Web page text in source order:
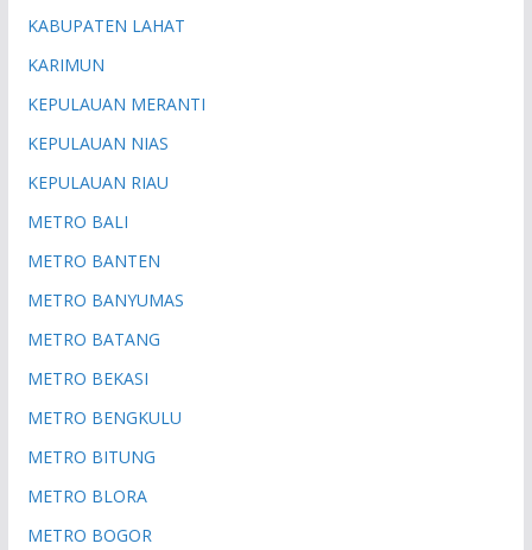
KABUPATEN LAHAT
KARIMUN
KEPULAUAN MERANTI
KEPULAUAN NIAS
KEPULAUAN RIAU
METRO BALI
METRO BANTEN
METRO BANYUMAS
METRO BATANG
METRO BEKASI
METRO BENGKULU
METRO BITUNG
METRO BLORA
METRO BOGOR